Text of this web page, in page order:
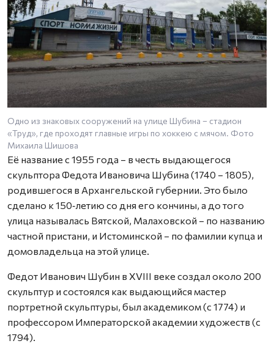
Одно из знаковых сооружений на улице Шубина – стадион
«Труд», где проходят главные игры по хоккею с мячом. Фото
Михаила Шишова
Её название с 1955 года – в честь выдающегося
скульптора Федота Ивановича Шубина (1740 – 1805),
родившегося в Архангельской губернии. Это было
сделано к 150‑летию со дня его кончины, а до того
улица называлась Вятской, Малаховской – по названию
частной пристани, и Истоминской – по фамилии купца и
домовладельца на этой улице.
Федот Иванович Шубин в XVIII веке создал около 200
скульптур и состоялся как выдающийся мастер
портретной скульптуры, был академиком (с 1774) и
профессором Императорской академии художеств (с
1794).